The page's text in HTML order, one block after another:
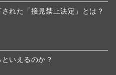
れた「接見禁止決定」とは？
いえるのか？